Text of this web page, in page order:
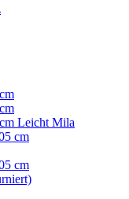
Leicht Mila
cm
cm